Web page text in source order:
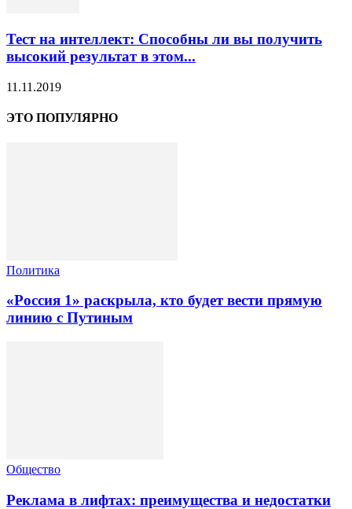
Тест на интеллект: Способны ли вы получить
высокий результат в этом...
11.11.2019
ЭТО ПОПУЛЯРНО
Политика
«Россия 1» раскрыла, кто будет вести прямую
линию с Путиным
Общество
Реклама в лифтах: преимущества и недостатки